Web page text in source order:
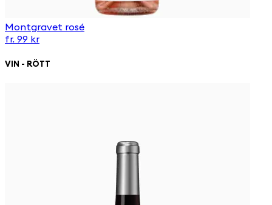
Montgravet rosé
fr. 99 kr
VIN - RÖTT